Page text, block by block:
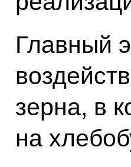
Главный
зерна, в
на